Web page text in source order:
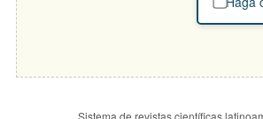
Sistema de revistas científicas